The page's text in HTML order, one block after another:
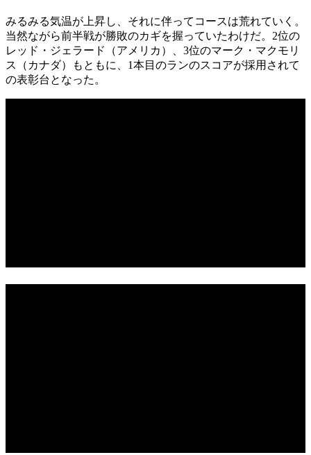
みるみる気温が上昇し、それに伴ってコースは荒れていく。
当然ながら前半戦が勝敗のカギを握っていたわけだ。2位の
レッド・ジェラード（アメリカ）、3位のマーク・マクモリ
ス（カナダ）もともに、1本目のランのスコアが採用されて
の表彰台となった。